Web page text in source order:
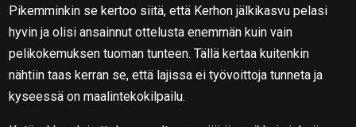
Pikemminkin se kertoo siitä, että Kerhon jälkikasvu pelasi
hyvin ja olisi ansainnut ottelusta enemmän kuin vain
pelikokemuksen tuoman tunteen. Tällä kertaa kuitenkin
nähtiin taas kerran se, että lajissa ei työvoittoja tunneta ja
kyseessä on maalintekokilpailu.